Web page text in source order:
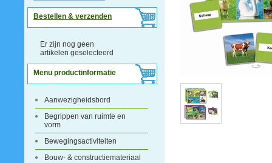
Bestellen & verzenden
Er zijn nog geen
artikelen geselecteerd
Menu productinformatie
Aanwezigheidsbord
Begrippen van ruimte en
vorm
Bewegingsactiviteiten
Bouw- & constructiemateriaal